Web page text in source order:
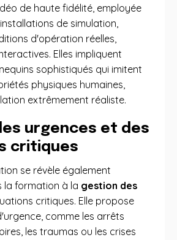
de haute fidélité, employée
de simulation,
d'opération réelles,
Elles impliquent
sophistiqués qui imitent
physiques humaines,
extrêmement réaliste.
urgences et des
critiques
se révèle également
la formation à la gestion des
critiques. Elle propose
comme les arrêts
les traumas ou les crises